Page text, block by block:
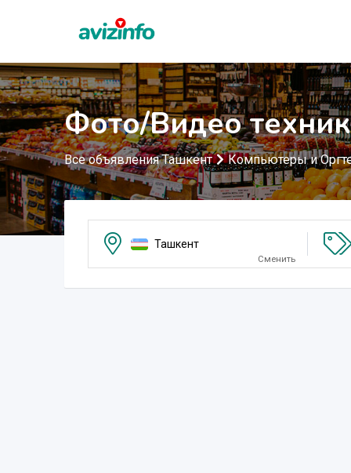
Фото/Видео
Все объявления Ташкент Компьютеры и
Ташкент
Сменить